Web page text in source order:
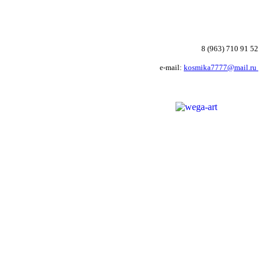
8 (963) 710 91 52
e-mail: kosmika7777@mail.ru